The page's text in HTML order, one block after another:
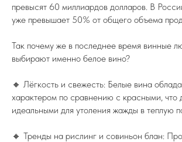
превысят 60 миллиардов долларов. В
уже превышает 50% от общего объема
Так почему же в последнее время винные
выбирают именно белое вино?
🔸 Лёгкость и свежесть: Белые вина
характером по сравнению с красными, что
идеальными для утоления жажды в теплую
🔸 Тренды на рислинг и совиньон блан: